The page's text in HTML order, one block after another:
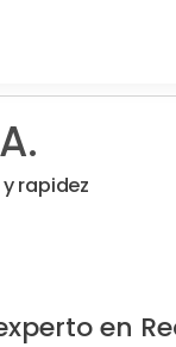
rapidez
en